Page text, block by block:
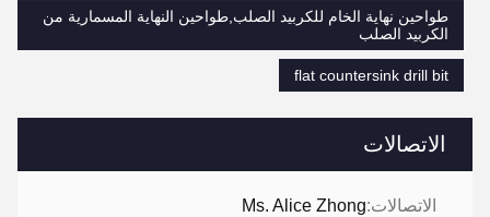
الاتصالات
الاتصالات:Ms. Alice Zhong
طواحين نهاية الخام للكربيد الصلب,طواحين النهاية المسمارية من
الكربيد الصلب
flat countersink drill bit